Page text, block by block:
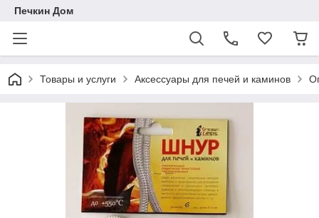
Печкин Дом
Товары и услуги Аксессуары для печей и каминов